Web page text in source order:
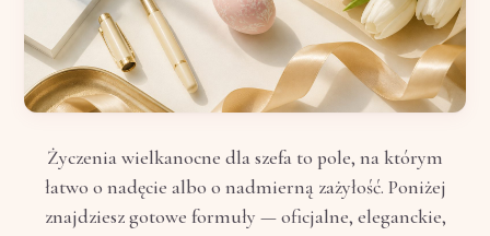
Życzenia wielkanocne dla szefa to pole, na którym
łatwo o nadęcie albo o nadmierną zażyłość. Poniżej
znajdziesz gotowe formuły — oficjalne, eleganckie,